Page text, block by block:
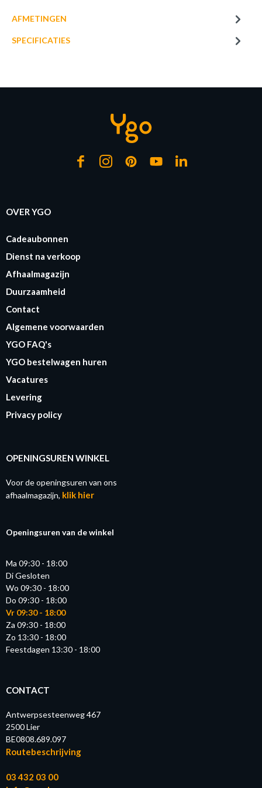
AFMETINGEN
SPECIFICATIES
LED-lamp LED LAMP Wit
OVER YGO
Cadeaubonnen
Dienst na verkoop
Afhaalmagazijn
Duurzaamheid
Contact
Algemene voorwaarden
YGO FAQ's
YGO bestelwagen huren
Vacatures
Levering
Privacy policy
OPENINGSUREN WINKEL
Voor de openingsuren van ons
afhaalmagazijn, klik hier
Openingsuren van de winkel
Ma 09:30 - 18:00
Di Gesloten
Wo 09:30 - 18:00
Do 09:30 - 18:00
Vr 09:30 - 18:00
Za 09:30 - 18:00
Zo 13:30 - 18:00
Feestdagen 13:30 - 18:00
CONTACT
Antwerpsesteenweg 467
2500 Lier
BE0808.689.097
Routebeschrijving
03 432 03 00